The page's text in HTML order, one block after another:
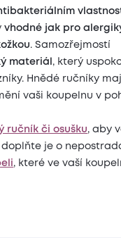
vhodné jak pro
. Samozřejmostí
materiál , který
Hnědé ručníky
vaši koupelnu v
ručník či osušku, aby
doplňte je o
, které ve vaší